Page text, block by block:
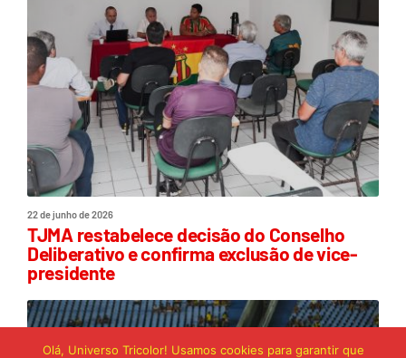
22 de junho de 2026
TJMA restabelece decisão do Conselho
Deliberativo e confirma exclusão de vice-
presidente
Olá, Universo Tricolor! Usamos cookies para garantir que